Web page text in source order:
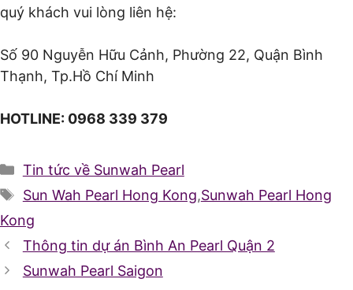
quý khách vui lòng liên hệ:
Số 90 Nguyễn Hữu Cảnh, Phường 22, Quận Bình
Thạnh, Tp.Hồ Chí Minh
HOTLINE: 0968 339 379
Danh
mục
Tin tức về Sunwah Pearl
Thẻ
Sun Wah Pearl Hong Kong,Sunwah Pearl Hong
Kong
Thông tin dự án Bình An Pearl Quận 2
Sunwah Pearl Saigon